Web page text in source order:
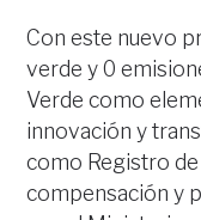
Con este nuevo
verde y 0
Verde como
innovación y
como Registro
compensación y